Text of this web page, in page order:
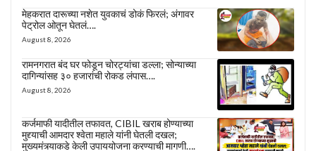
मेहकरात दारूच्या नशेत युवकाचं डोकं फिरलं; अंगावर
पेट्रोल ओतून घेतलं….
August 8, 2026
रामनगरात बंद घर फोडून चोरट्यांचा डल्ला; सोन्याच्या
दागिन्यांसह ३० हजारांची रोकड लंपास….
August 8, 2026
कर्जमाफी यादीतील तफावत, CIBIL खराब होण्याच्या
मुद्द्याची आमदार श्वेता महाले यांनी घेतली दखल;
मुख्यमंत्र्याकडे केली उपाययोजना करण्याची मागणी….